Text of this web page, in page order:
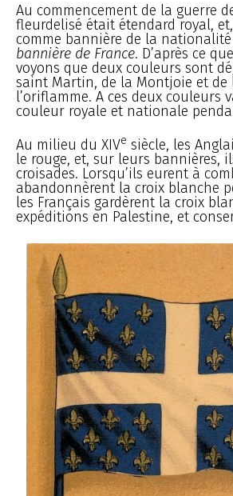
Au commencement de la guerre
fleurdelisé était étendard royal,
comme bannière de la
bannière de France. D’après ce
voyons que deux couleurs sont
saint Martin, de la Montjoie et de
l’oriflamme. A ces deux couleurs
couleur royale et nationale
Au milieu du XIVe siècle, les
le rouge, et, sur leurs bannières,
croisades. Lorsqu’ils eurent à
abandonnèrent la croix blanche
les Français gardèrent la croix
expéditions en Palestine, et